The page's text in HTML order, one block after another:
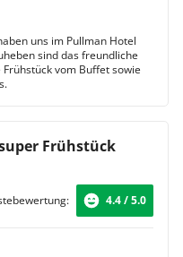
uns im Pullman Hotel
sind das freundliche
vom Buffet sowie
Frühstück
4.4 / 5.0